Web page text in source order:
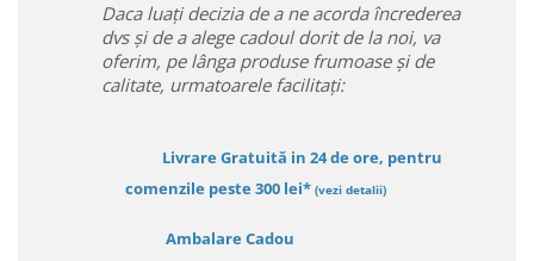
Daca luați decizia de a ne acorda încrederea
dvs și de a alege cadoul dorit de la noi, va
oferim, pe lânga produse frumoase și de
calitate, urmatoarele facilitați:
Livrare Gratuită in 24 de ore, pentru
comenzile peste 300 lei* (vezi detalii)
Ambalare Cadou